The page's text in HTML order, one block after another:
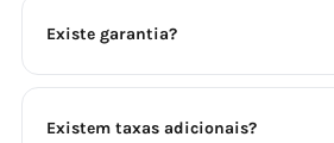
Existe garantia?
Existem taxas adicionais?